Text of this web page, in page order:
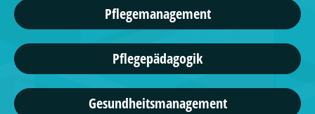
Pflegemanagement
Pflegepädagogik
Gesundheitsmanagement